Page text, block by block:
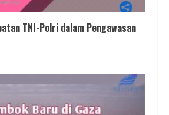
TNI-Polri dalam Pengawasan